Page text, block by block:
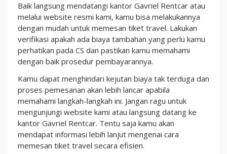
Baik langsung mendatangi kantor Gavriel Rentcar atau
melalui website resmi kami, kamu bisa melakukannya
dengan mudah untuk memesan tiket travel. Lakukan
verifikasi apakah ada biaya tambahan yang perlu kamu
perhatikan pada CS dan pastikan kamu memahami
dengan baik prosedur pembayarannya.
Kamu dapat menghindari kejutan biaya tak terduga dan
proses pemesanan akan lebih lancar apabila
memahami langkah-langkah ini. Jangan ragu untuk
mengunjungi website kami atau langsung datang ke
kantor Gavriel Rentcar. Tentu saja kamu akan
mendapat informasi lebih lanjut mengenai cara
memesan tiket travel secara efisien.